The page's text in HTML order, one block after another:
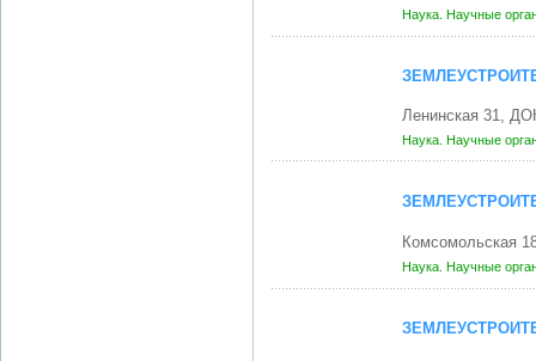
Наука. Научные
Ленинская 31,
Наука. Научные
Комсомольская
Наука. Научные